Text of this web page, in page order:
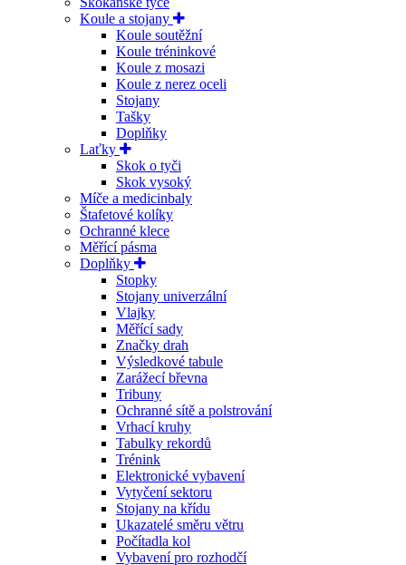
Koule a stojany
Koule soutěžní
Koule tréninkové
Koule z mosazi
Koule z nerez oceli
Stojany
Tašky
Doplňky
Laťky
Skok o tyči
Skok vysoký
Míče a medicinbaly
Štafetové kolíky
Ochranné klece
Měřící pásma
Doplňky
Stopky
Stojany univerzální
Vlajky
Měřící sady
Značky drah
Výsledkové tabule
Zarážecí břevna
Tribuny
Ochranné sítě a polstrování
Vrhací kruhy
Tabulky rekordů
Trénink
Elektronické vybavení
Vytyčení sektoru
Stojany na křídu
Ukazatelé směru větru
Počítadla kol
Vybavení pro rozhodčí